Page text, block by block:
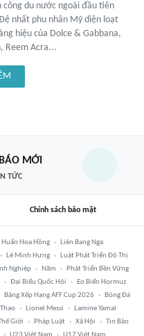
công du nước ngoài đầu tiên
nhất phu nhân Mỹ diện loạt
hiệu của Dolce & Gabbana,
Reem Acra...
MỚI
TỨC
Chính sách bảo mật
Huấn Hoa Hồng
Liên Bang Nga
Lê Minh Hưng
Luật Phát Triển Đô Thị
Nghiệp Năm
Phát Triển Bền Vững
Đại Biểu Quốc Hội
Eo Biển Hormuz
Bảng Xếp Hạng AFF Cup 2026
Bóng Đá
Lionel Messi
Lamine Yamal
Giới Pháp Luật Xã Hội
Tin Bão